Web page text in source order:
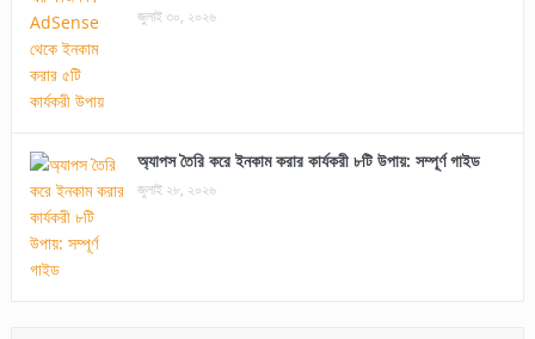
জুলাই ৩০, ২০২৬
অ্যাপস তৈরি করে ইনকাম করার কার্যকরী ৮টি উপায়: সম্পূর্ণ গাইড
জুলাই ২৮, ২০২৬